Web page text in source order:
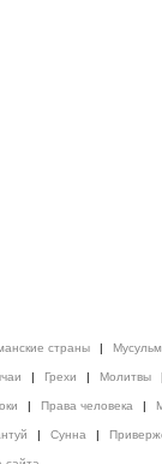
страны |
| Грехи | Молитвы |
| Права человека |
| Сунна |